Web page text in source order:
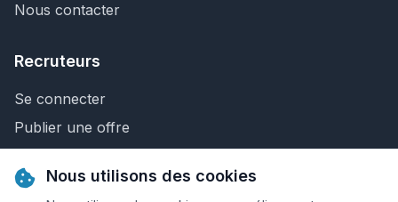
Nous contacter
Recruteurs
Se connecter
Publier une offre
Nous contacter
Nous utilisons des cookies